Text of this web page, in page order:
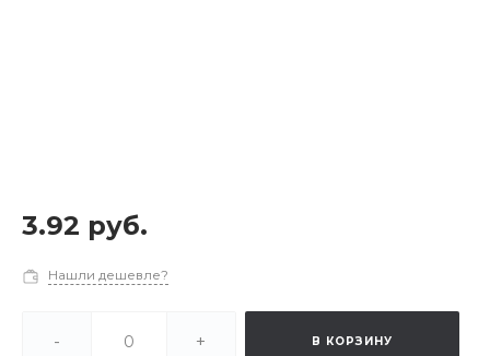
3.92 руб.
Нашли дешевле?
- + В КОРЗИНУ